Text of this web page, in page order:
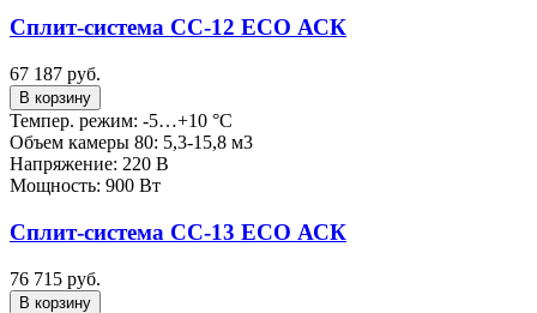
Сплит-система СС-12 ECO АСК
67 187 руб.
В корзину
Темпер. режим: -5…+10 °C
Объем камеры 80: 5,3-15,8 м3
Напряжение: 220 В
Мощность: 900 Вт
Сплит-система СС-13 ECO АСК
76 715 руб.
В корзину